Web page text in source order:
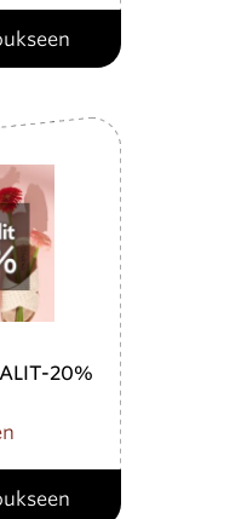
20%